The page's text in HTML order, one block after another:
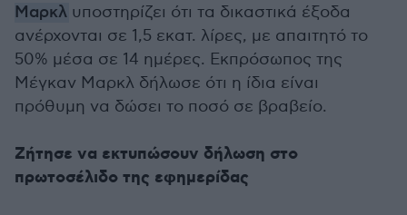
Μαρκλ υποστηρίζει ότι τα δικαστικά έξοδα
ανέρχονται σε 1,5 εκατ. λίρες, με απαιτητό το
50% μέσα σε 14 ημέρες. Εκπρόσωπος της
Μέγκαν Μαρκλ δήλωσε ότι η ίδια είναι
πρόθυμη να δώσει το ποσό σε βραβείο.
Ζήτησε να εκτυπώσουν δήλωση στο
πρωτοσέλιδο της εφημερίδας